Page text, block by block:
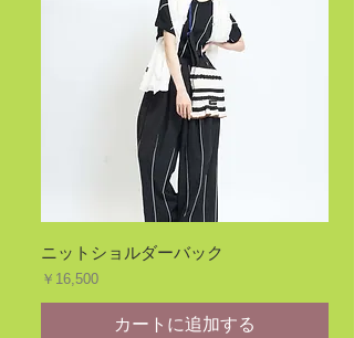
ニットショルダーバック
価格
￥16,500
カートに追加する